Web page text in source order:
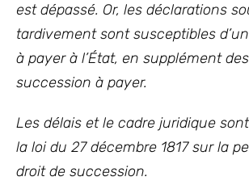
est dépassé. Or, les déclarations
tardivement sont susceptibles
à payer à l’État, en supplément
succession à payer.
Les délais et le cadre juridique
la loi du 27 décembre 1817 sur la
droit de succession.